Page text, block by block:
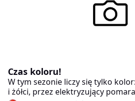
Czas koloru!
W tym sezonie liczy się tylko
i żółci, przez elektryzujący